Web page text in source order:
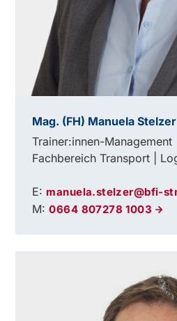
Mag. (FH) Manuela Stelzer
Trainer:innen-Management
Fachbereich Transport |
E: manuela.stelzer@bfi-
M:0664 807278 1003